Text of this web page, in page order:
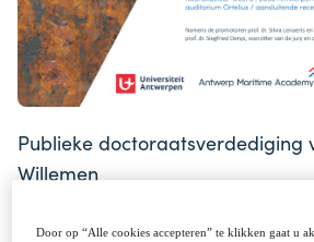
Publieke doctoraatsverdediging
Willemen
Door op “Alle cookies accepteren” te klikken gaat u